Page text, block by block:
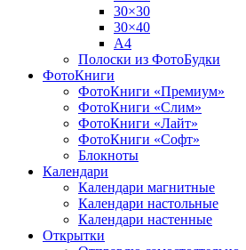
30×30
30×40
A4
Полоски из ФотоБудки
ФотоКниги
ФотоКниги «Премиум»
ФотоКниги «Слим»
ФотоКниги «Лайт»
ФотоКниги «Софт»
Блокноты
Календари
Календари магнитные
Календари настольные
Календари настенные
Открытки